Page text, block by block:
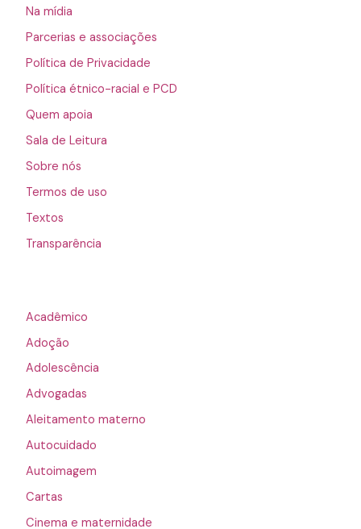
Na mídia
Parcerias e associações
Política de Privacidade
Política étnico-racial e PCD
Quem apoia
Sala de Leitura
Sobre nós
Termos de uso
Textos
Transparência
Acadêmico
Adoção
Adolescência
Advogadas
Aleitamento materno
Autocuidado
Autoimagem
Cartas
Cinema e maternidade